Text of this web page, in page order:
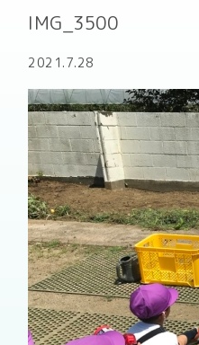
IMG_3500
2021.7.28